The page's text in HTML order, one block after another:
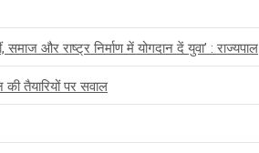
समाज और राष्ट्र निर्माण में योगदान दें युवा’ : राज्यपाल
तैयारियों पर सवाल